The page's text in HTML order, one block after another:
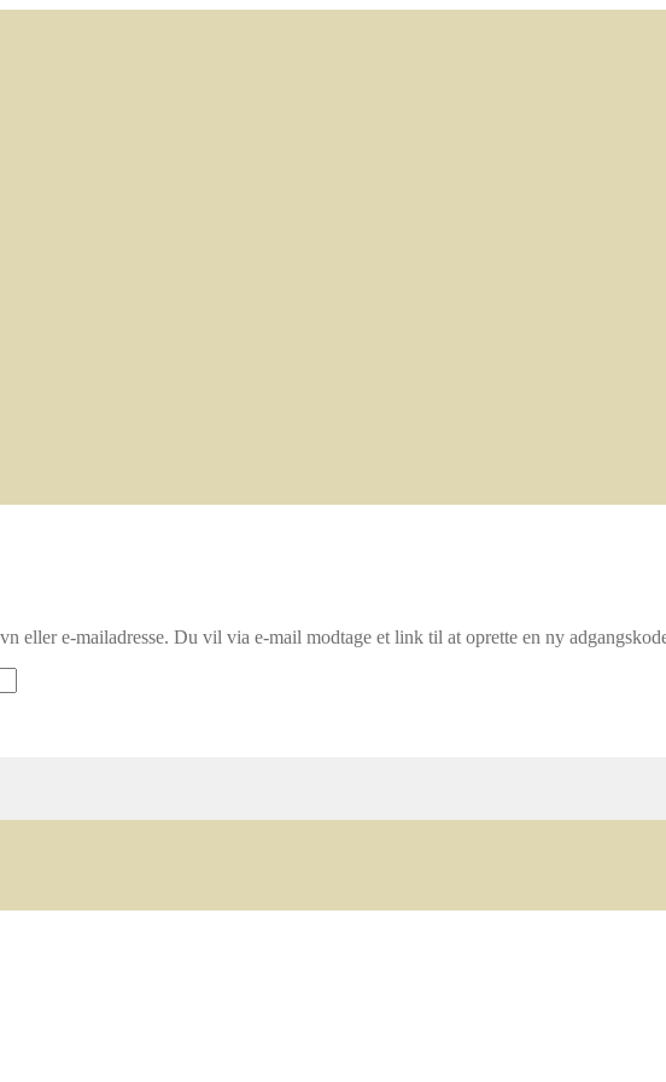
eller e-mailadresse. Du vil via e-mail modtage et link til at oprette en ny